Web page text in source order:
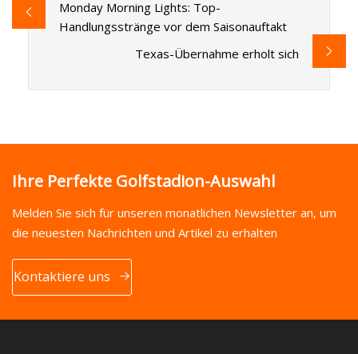
Monday Morning Lights: Top-
Handlungsstränge vor dem Saisonauftakt
Texas-Übernahme erholt sich
Ihre Perfekte Golfstadion-Auswahl
Melden Sie sich für unseren monatlichen Newsletter an, um
die neuesten Nachrichten und Artikel zu erhalten
Kontaktiere uns